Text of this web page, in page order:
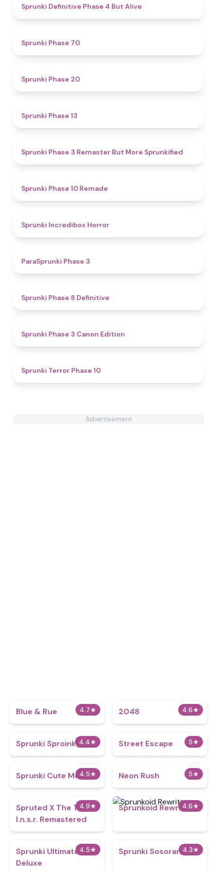
Sprunki Definitive Phase 4 But Alive
Sprunki Phase 70
Sprunki Phase 20
Sprunki Phase 13
Sprunki Phase 3 Remaster But More Sprunkified
Sprunki Phase 10 Remade
Sprunki Incredibox Horror
ParaSprunki Phase 3
Sprunki Phase 8 Definitive
Sprunki Phase 3 Canon Edition
Sprunki Terror Phase 10
Advertisement
4.7★
Blue & Rue 4.6★
2048
4.4★
Sprunki Sproinky 5★
Street Escape
4.5★
Sprunki Cute Mod 5★
Neon Rush
4.9★
Spruted X The Team
I.n.s.r. Remastered​
4.6★
Sprunkoid Rewritten
4.5★
Sprunki Ultimate
Deluxe
4.3★
Sprunki Sosoranki